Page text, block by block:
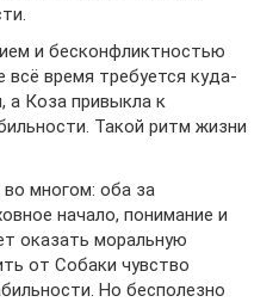
и бесконфликтностью
всё время требуется куда-
а Коза привыкла к
Такой ритм жизни
многом: оба за
начало, понимание и
оказать моральную
от Собаки чувство
Но бесполезно